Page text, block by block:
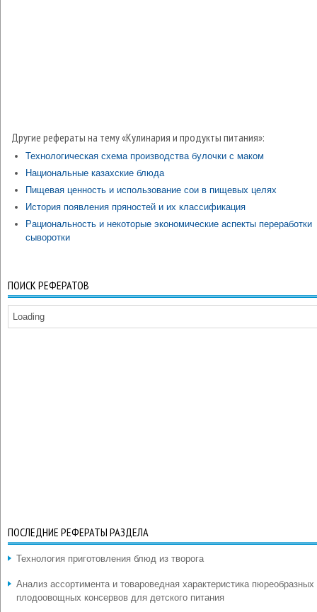
Другие рефераты на тему «Кулинария и продукты питания»:
Технологическая схема производства булочки с маком
Национальные казахские блюда
Пищевая ценность и использование сои в пищевых целях
История появления пряностей и их классификация
Рациональность и некоторые экономические аспекты переработки
сыворотки
ПОИСК РЕФЕРАТОВ
Loading
ПОСЛЕДНИЕ РЕФЕРАТЫ РАЗДЕЛА
Технология приготовления блюд из творога
Анализ ассортимента и товароведная характеристика пюреобразных
плодоовощных консервов для детского питания